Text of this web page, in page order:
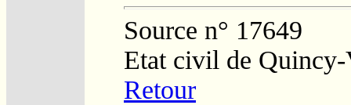
Source n° 17649
Etat civil de Quincy-
Retour